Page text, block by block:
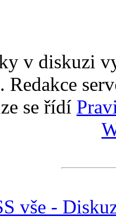
v diskuzi
se řídí
vše -